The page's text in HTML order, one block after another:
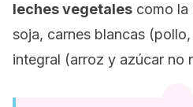
leches vegetales como la
soja, carnes blancas
integral (arroz y azúcar no